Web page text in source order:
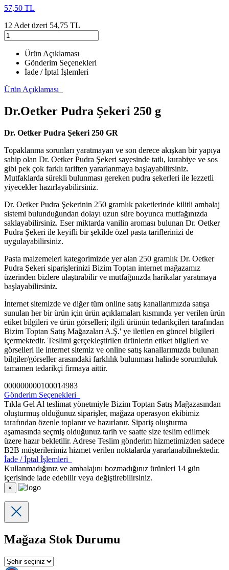
57,50 TL
12 Adet üzeri 54,75 TL
Ürün Açıklaması
Gönderim Seçenekleri
İade / İptal İşlemleri
Ürün Açıklaması
Dr.Oetker Pudra Şekeri 250 g
Dr. Oetker Pudra Şekeri 250 GR
Topaklanma sorunları yaratmayan ve son derece akışkan bir yapıya
sahip olan Dr. Oetker Pudra Şekeri sayesinde tatlı, kurabiye ve sos
gibi pek çok farklı tariften yararlanmaya başlayabilirsiniz.
Mutfaklarda sürekli bulunması gereken pudra şekerleri ile lezzetli
yiyecekler hazırlayabilirsiniz.
Dr. Oetker Pudra Şekerinin 250 gramlık paketlerinde kilitli ambalaj
sistemi bulunduğundan dolayı uzun süre boyunca mutfağınızda
saklayabilirsiniz. Eser miktarda vanilin aroması bulunan Dr. Oetker
Pudra Şekeri ile keyifli bir şekilde özel pasta tariflerinizi de
uygulayabilirsiniz.
Pasta malzemeleri kategorimizde yer alan 250 gramlık Dr. Oetker
Pudra Şekeri siparişlerinizi Bizim Toptan internet mağazamız
üzerinden bizlere ulaştırabilir ve mutfağınızda harikalar yaratmaya
başlayabilirsiniz.
İnternet sitemizde ve diğer tüm online satış kanallarımızda satışa
sunulan her bir ürün için ürün açıklamaları kısmında yer verilen ürün
etiket bilgileri ve ürün görselleri; ilgili ürünün tedarikçileri tarafından
Bizim Toptan Satış Mağazaları A.Ş.' ye iletilen en güncel bilgileri
içermektedir. Teslimi gerçekleştirilen ürünlerin etiket bilgileri ve
görselleri ile internet sitemiz ve online satış kanallarımızda bulunan
bilgiler/görseller arasındaki farklılık bulunması halinde sorumluluk
tamamen tedarikçi firmaya aittir.
000000000100014983
Gönderim Seçenekleri
Tıkla Gel Al teslimat yönetmiyle Bizim Toptan Satış Mağazasından
oluşturmuş olduğunuz siparişler, mağaza operasyon ekibimiz
tarafından özenle toplanır ve hazırlanır. Sipariş oluşturma
aşamasında seçmiş olduğunuz tarih ve saatte size teslim edilmek
üzere hazır bekletilir. Adrese Teslim gönderim hizmetimizden sadece
B2B müşterilerimiz hizmet verilen noktalarda yararlanabilmektedir.
İade / İptal İşlemleri
Kullanmadığınız ve ambalajını bozmadığınız ürünleri 14 gün
içerisinde iade edebilir veya değiştirebilirsiniz.
×
Mağaza Stok Durumu